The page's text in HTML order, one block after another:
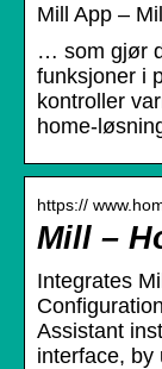
Mill App –
… som gjør
funksjoner i
kontroller
home-
https://
Mill –
Integrates
Assistant
interface,